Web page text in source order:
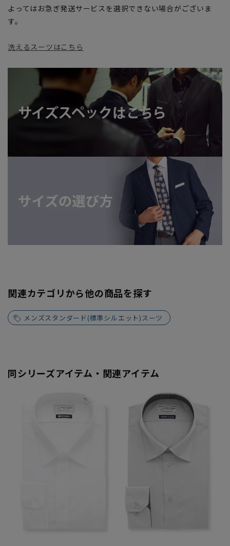
よってはお急ぎ発送サービスを選択できない場合がございま
す。
洗えるスーツはこちら
関連カテゴリから他の商品を探す
メンズスタンダード(標準シルエット)スーツ
同シリーズアイテム・関連アイテム